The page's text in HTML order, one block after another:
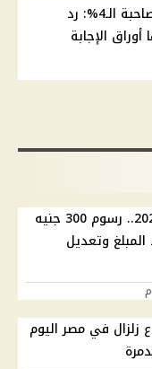
القصة الكاملة لأزمة ريم صاحبة الـ4%: رد
الإجابة
تظلمات الثانوية العامة 2026.. رسوم 300 جنيه
وتعديل
زلزال في مصر اليوم